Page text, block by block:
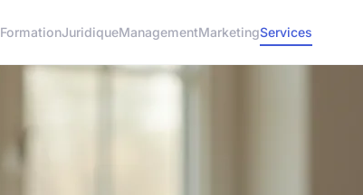
FormationJuridiqueManagementMarketingServices